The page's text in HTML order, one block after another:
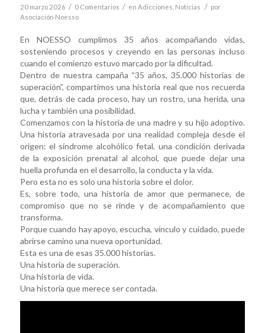
20 marzo 2026 / 0 Comentarios / en Adicciones Noticias / por
Asociación Noesso
En NOESSO cumplimos 35 años acompañando vidas,
sosteniendo procesos y creyendo en las personas incluso
cuando el comienzo estuvo marcado por la dificultad.
Dentro de nuestra campaña “35 años, 35.000 historias de
superación”, compartimos una historia real que nos recuerda
que, detrás de cada proceso, hay un rostro, una herida, una
lucha y también una posibilidad.
Comenzamos con la historia de una madre y su hijo adoptivo.
Una historia atravesada por una realidad compleja desde el
origen: el síndrome alcohólico fetal, una condición derivada
de la exposición prenatal al alcohol, que puede dejar una
huella profunda en el desarrollo, la conducta y la vida.
Pero esta no es solo una historia sobre el dolor.
Es, sobre todo, una historia de amor que permanece, de
compromiso que no se rinde y de acompañamiento que
transforma.
Porque cuando hay apoyo, escucha, vínculo y cuidado, puede
abrirse camino una nueva oportunidad.
Esta es una de esas 35.000 historias.
Una historia de superación.
Una historia de vida.
Una historia que merece ser contada.